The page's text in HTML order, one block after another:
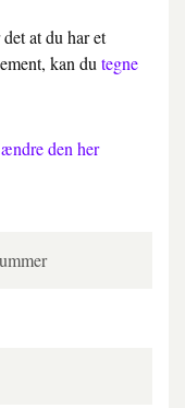
at du har et
kan du tegne
ændre den her